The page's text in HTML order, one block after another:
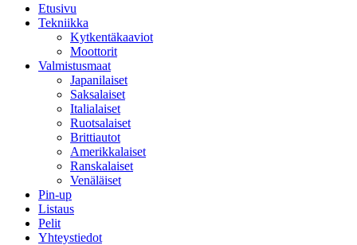
Etusivu
Tekniikka
Kytkentäkaaviot
Moottorit
Valmistusmaat
Japanilaiset
Saksalaiset
Italialaiset
Ruotsalaiset
Brittiautot
Amerikkalaiset
Ranskalaiset
Venäläiset
Pin-up
Listaus
Pelit
Yhteystiedot